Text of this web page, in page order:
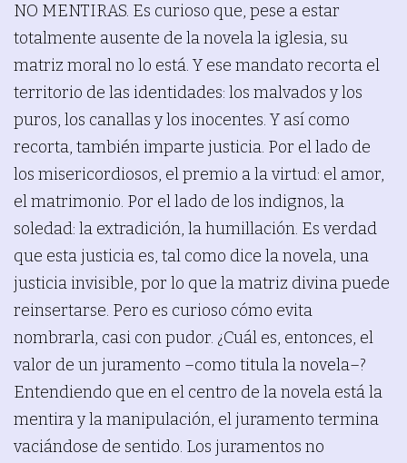
NO MENTIRAS. Es curioso que, pese a estar
totalmente ausente de la novela la iglesia, su
matriz moral no lo está. Y ese mandato recorta el
territorio de las identidades: los malvados y los
puros, los canallas y los inocentes. Y así como
recorta, también imparte justicia. Por el lado de
los misericordiosos, el premio a la virtud: el amor,
el matrimonio. Por el lado de los indignos, la
soledad: la extradición, la humillación. Es verdad
que esta justicia es, tal como dice la novela, una
justicia invisible, por lo que la matriz divina puede
reinsertarse. Pero es curioso cómo evita
nombrarla, casi con pudor. ¿Cuál es, entonces, el
valor de un juramento –como titula la novela–?
Entendiendo que en el centro de la novela está la
mentira y la manipulación, el juramento termina
vaciándose de sentido. Los juramentos no